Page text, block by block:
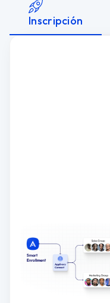
Inscripción